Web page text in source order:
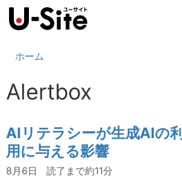
ホーム
Alertbox
AIリテラシーが生成AIの利
用に与える影響
8月6日 読了まで約11分